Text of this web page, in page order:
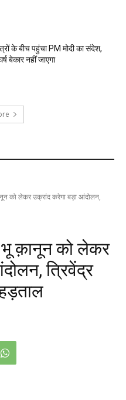
के बीच पहुंचा PM मोदी का संदेश,
बेकार नहीं जाएगा